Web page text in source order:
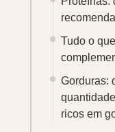
Tudo o
Gorduras:
ricos em